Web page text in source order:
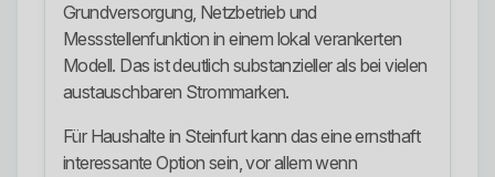
Grundversorgung, Netzbetrieb und
Messstellenfunktion in einem lokal verankerten
Modell. Das ist deutlich substanzieller als bei vielen
austauschbaren Strommarken.
Für Haushalte in Steinfurt kann das eine ernsthaft
interessante Option sein, vor allem wenn